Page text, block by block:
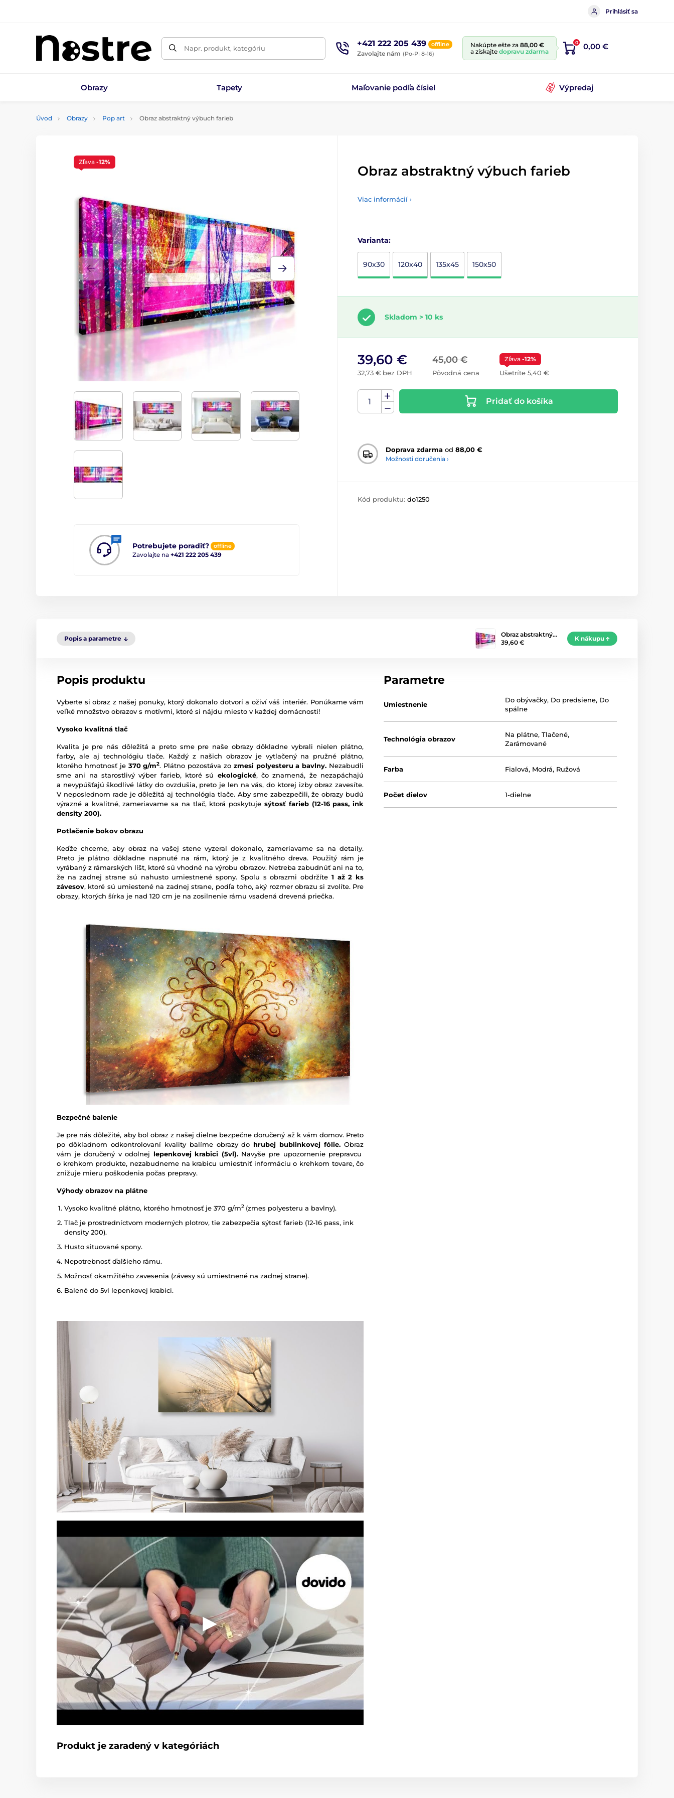
Prihlásiť sa
Napr. produkt, kategóriu +421 222 205 439 offline
Zavolajte nám (Po-Pi 8-16)
Nakúpte ešte za 88,00 €
a získajte dopravu zdarma
0 0,00 €
Obrazy Tapety Maľovanie podľa čísiel Výpredaj
Úvod Obrazy Pop art Obraz abstraktný výbuch farieb
Potrebujete poradiť? offline
Zavolajte na +421 222 205 439
Zľava -12%
Obraz abstraktný výbuch farieb
Viac informácií ›
Varianta:
90x30 120x40 135x45 150x50
Skladom > 10 ks
45,00 €
Pôvodná cena
39,60 €
32,73 € bez DPH
Zľava -12%
Ušetríte 5,40 €
Pridať do košíka
Doprava zdarma od 88,00 €
Možnosti doručenia ›
Kód produktu: do1250
Popis a parametre
Obraz abstraktný…
39,60 €
K nákupu
Popis produktu
Vyberte si obraz z našej ponuky, ktorý dokonalo dotvorí a oživí váš interiér. Ponúkame vám
veľké množstvo obrazov s motívmi, ktoré si nájdu miesto v každej domácnosti!
Vysoko kvalitná tlač
Kvalita je pre nás dôležitá a preto sme pre naše obrazy dôkladne vybrali nielen plátno,
farby, ale aj technológiu tlače. Každý z našich obrazov je vytlačený na pružné plátno,
ktorého hmotnosť je 370 g/m2. Plátno pozostáva zo zmesi polyesteru a bavlny. Nezabudli
sme ani na starostlivý výber farieb, ktoré sú ekologické, čo znamená, že nezapáchajú
a nevypúšťajú škodlivé látky do ovzdušia, preto je len na vás, do ktorej izby obraz zavesíte.
V neposlednom rade je dôležitá aj technológia tlače. Aby sme zabezpečili, že obrazy budú
výrazné a kvalitné, zameriavame sa na tlač, ktorá poskytujesýtosť farieb (12-16 pass, ink
density 200).
Potlačenie bokov obrazu
Keďže chceme, aby obraz na vašej stene vyzeral dokonalo, zameriavame sa na detaily.
Preto je plátno dôkladne napnuté na rám, ktorý je z kvalitného dreva. Použitý rám je
vyrábaný z rámarských líšt, ktoré sú vhodné na výrobu obrazov. Netreba zabudnúť ani na to,
že na zadnej strane sú nahusto umiestnené spony. Spolu s obrazmi obdržíte 1 až 2 ks
závesov, ktoré sú umiestené na zadnej strane, podľa toho, aký rozmer obrazu si zvolíte. Pre
obrazy, ktorých šírka je nad 120 cm je na zosilnenie rámu vsadená drevená priečka.
Bezpečné balenie
Je pre nás dôležité, aby bol obraz z našej dielne bezpečne doručený až k vám domov. Preto
po dôkladnom odkontrolovaní kvality balíme obrazy do hrubej bublinkovej fólie. Obraz
vám je doručený v odolnej lepenkovej krabici (5vl).Navyše pre upozornenie prepravcu
o krehkom produkte, nezabudneme na krabicu umiestniť informáciu o krehkom tovare, čo
znižuje mieru poškodenia počas prepravy.
Výhody obrazov na plátne
Vysoko kvalitné plátno, ktorého hmotnosť je 370 g/m2 (zmes polyesteru a bavlny).
Tlač je prostredníctvom moderných plotrov, tie zabezpečia sýtosť farieb (12-16 pass, ink
density 200).
Husto situované spony.
Nepotrebnosť ďalšieho rámu.
Možnosť okamžitého zavesenia (závesy sú umiestnené na zadnej strane).
Balené do 5vl lepenkovej krabici.
Produkt je zaradený v kategóriách
Parametre
Umiestnenie
Do obývačky, Do predsiene, Do
spálne
Technológia obrazov
Na plátne,Tlačené,
Zarámované
Farba Fialová, Modrá, Ružová
Počet dielov 1-dielne